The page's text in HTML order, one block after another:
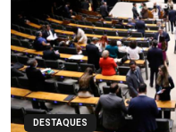
DESTAQUES